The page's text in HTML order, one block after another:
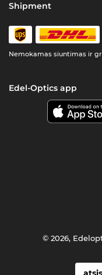
Shipment
Nemokamas siuntimas ir
Edel-Optics app
© 2026,